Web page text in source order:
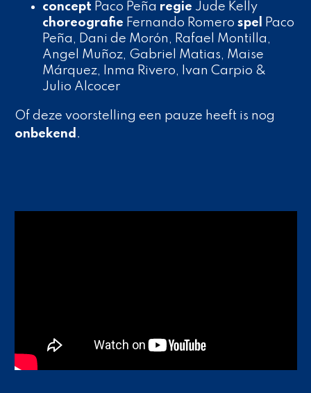
concept Paco Peña regie Jude Kelly
choreografie Fernando Romero spel
Paco
Peña, Dani de Morón, Rafael Montilla,
Angel Muñoz, Gabriel Matias, Maise
Márquez, Inma Rivero, Ivan Carpio &
Julio Alcocer
Of deze voorstelling een pauze heeft is nog
onbekend .